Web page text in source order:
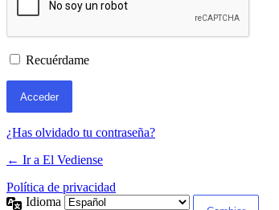
Recuérdame
¿Has olvidado tu contraseña?
← Ir a El Vediense
Política de privacidad
Idioma